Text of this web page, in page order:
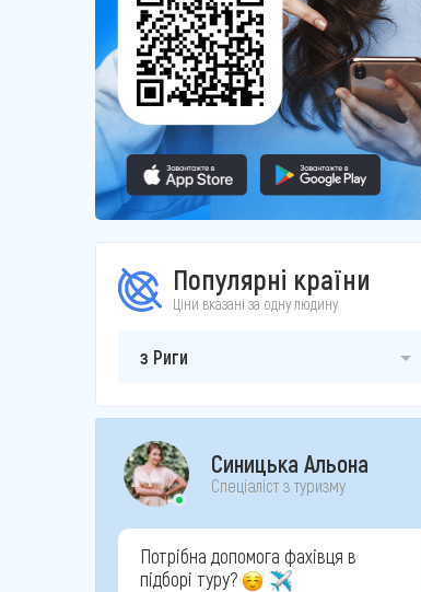
Популярні країни
Ціни вказані за одну людину
з Риги
Синицька Альона
Спеціаліст з туризму
Потрібна допомога фахівця в
підборі туру?